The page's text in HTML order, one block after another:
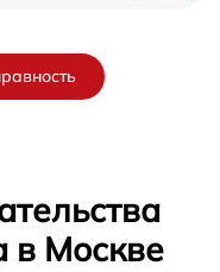
в Москве